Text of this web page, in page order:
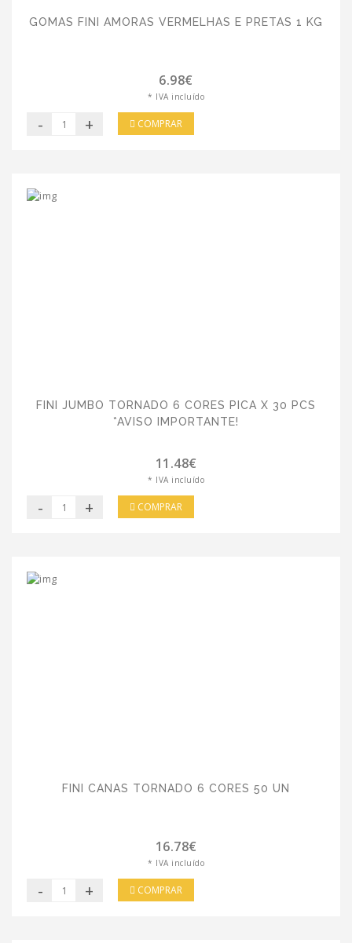
GOMAS FINI AMORAS VERMELHAS E PRETAS 1 KG
6.98€
* IVA incluído
- + COMPRAR
FINI JUMBO TORNADO 6 CORES PICA X 30 PCS
*AVISO IMPORTANTE!
11.48€
* IVA incluído
- + COMPRAR
FINI CANAS TORNADO 6 CORES 50 UN
16.78€
* IVA incluído
- + COMPRAR